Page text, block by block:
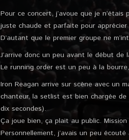
Pour ce concert, j’avoue que je
juste chaude et parfaite pour
D’autant que le premier groupe ne
J’arrive donc un peu avant le début de
Le running order est un peu à la
Iron Reagan arrive sur scène avec un
chanteur, la setlist est bien chargée
dix secondes).
Ça joue bien, ça plait au public. Mission
Personnellement, j’avais un peu